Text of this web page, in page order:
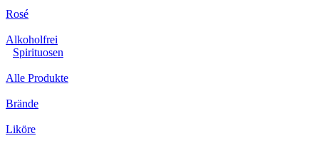
Rosé
Alkoholfrei
Spirituosen
Alle Produkte
Brände
Liköre